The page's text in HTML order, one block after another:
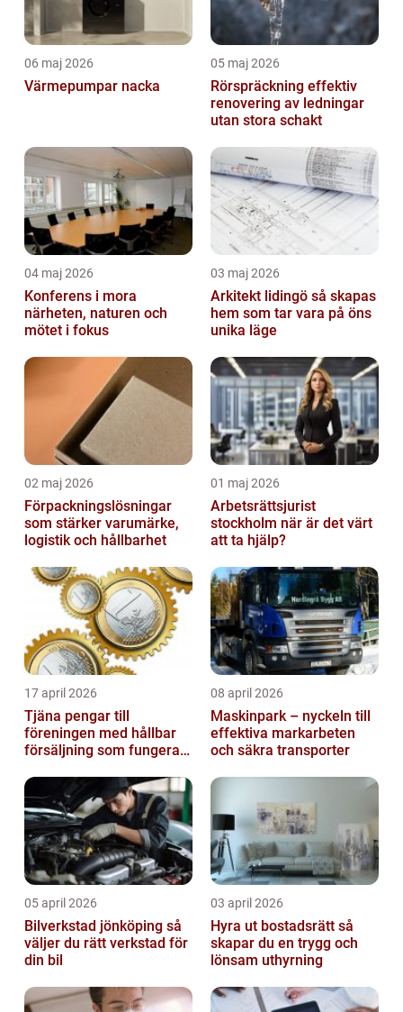
06 maj 2026
Värmepumpar nacka
05 maj 2026
Rörspräckning effektiv
renovering av ledningar
utan stora schakt
04 maj 2026
Konferens i mora
närheten, naturen och
mötet i fokus
03 maj 2026
Arkitekt lidingö så skapas
hem som tar vara på öns
unika läge
02 maj 2026
Förpackningslösningar
som stärker varumärke,
logistik och hållbarhet
01 maj 2026
Arbetsrättsjurist
stockholm när är det värt
att ta hjälp?
17 april 2026
Tjäna pengar till
föreningen med hållbar
försäljning som fungerar
08 april 2026
Maskinpark – nyckeln till
effektiva markarbeten
och säkra transporter
05 april 2026
Bilverkstad jönköping så
väljer du rätt verkstad för
din bil
03 april 2026
Hyra ut bostadsrätt så
skapar du en trygg och
lönsam uthyrning